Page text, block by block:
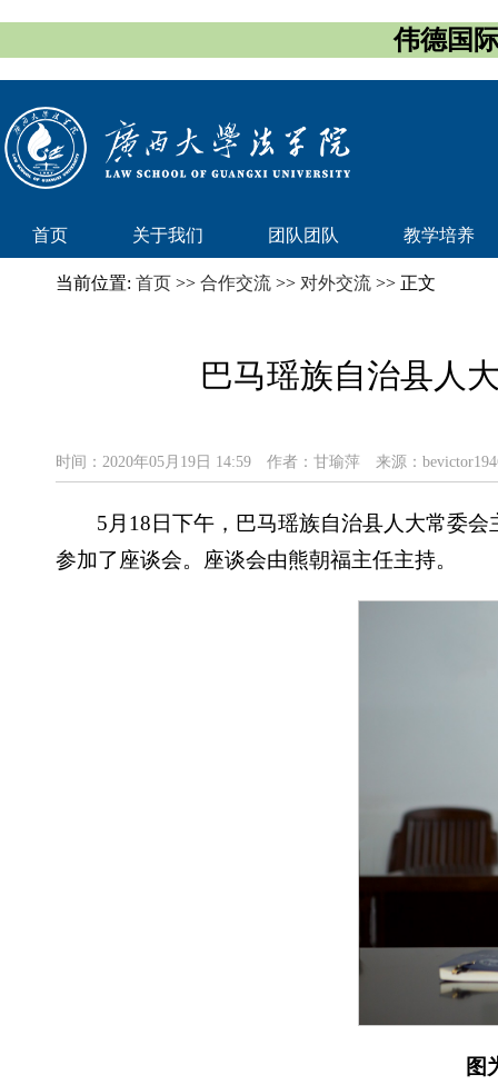
伟德国
首页 关于我们 团队团队 教学培养
当前位置: 首页 >> 合作交流 >> 对外交流 >> 正文
巴马瑶族自治县人
时间：2020年05月19日 14:59 作者：甘瑜萍 来源：
5月18日下午，巴马瑶族自治县人大常委
参加了座谈会。座谈会由熊朝福主任主持。
图